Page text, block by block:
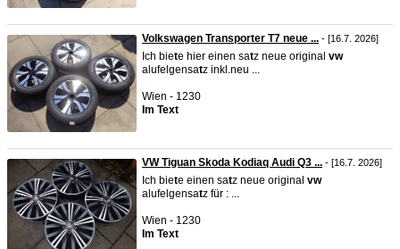
Volkswagen Transporter T7 neue ... - [16.7. 2026]
Ich biete hier einen satz neue original vw
alufelgensatz inkl.neu ...
Wien - 1230
Im Text
VW Tiguan Skoda Kodiaq Audi Q3 ... - [16.7. 2026]
Ich biete einen satz neue original vw
alufelgensatz für : ...
Wien - 1230
Im Text